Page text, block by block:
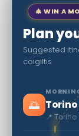
🎄 WIN A
Plan
Suggested
coigiltis
🌅
📍 Torino